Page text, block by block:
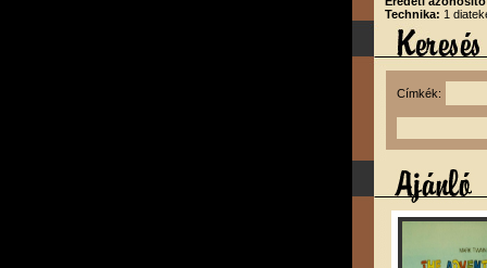
Technika: 1
Címkék: